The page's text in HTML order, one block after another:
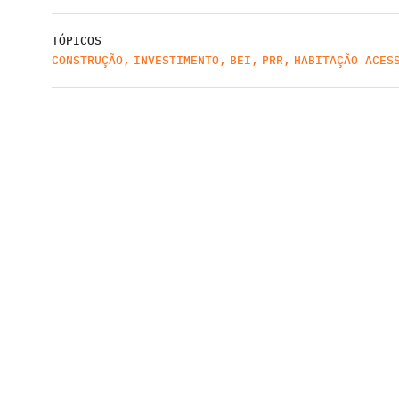
TÓPICOS
CONSTRUÇÃO, INVESTIMENTO, BEI , PRR, HABITAÇÃO